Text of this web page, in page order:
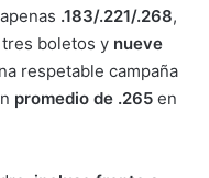
.183/.221/.268,
tres boletos y nueve
respetable campaña
promedio de .265 en